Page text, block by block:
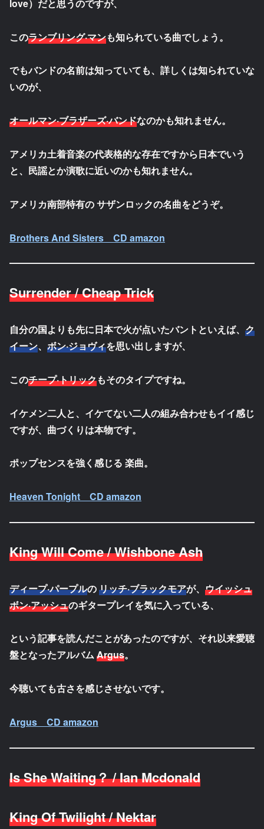
love）だと思うのですが、
このランブリング·マンも知られている曲でしょう。
でもバンドの名前は知っていても、詳しくは知られていな
いのが、
オールマン·ブラザーズ·バンドなのかも知れません。
アメリカ土着音楽の代表格的な存在ですから日本でいう
と、民謡とか演歌に近いのかも知れません。
アメリカ南部特有の サザンロックの名曲をどうぞ。
Brothers And Sisters CD amazon
Surrender / Cheap Trick
自分の国よりも先に日本で火が点いたバントといえば、 ク
イーン、 ボン·ジョヴィを思い出しますが、
このチープ·トリックもそのタイプですね。
イケメン二人と、イケてない二人の組み合わせもイイ感じ
ですが、曲づくりは本物です。
ポップセンスを強く感じる 楽曲。
Heaven Tonight CD amazon
King Will Come / Wishbone Ash
ディープ·パープルのリッチ·ブラックモアが、 ウイッシュ
ボン·アッシュのギタープレイを気に入っている、
という記事を読んだことがあったのですが、それ以来愛聴
盤となったアルバムArgus。
今聴いても古さを感じさせないです。
Argus CD amazon
Is She Waiting？ / Ian Mcdonald
King Of Twilight / Nektar